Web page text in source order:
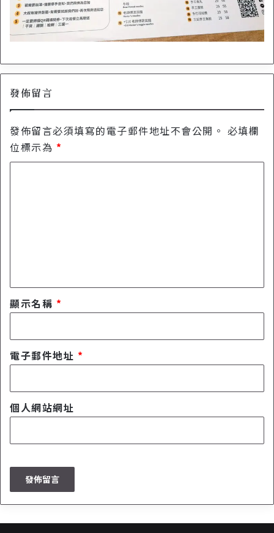
發佈留言
發佈留言必須填寫的電子郵件地址不會公開。 必填欄
位標示為 *
顯示名稱 *
電子郵件地址 *
個人網站網址